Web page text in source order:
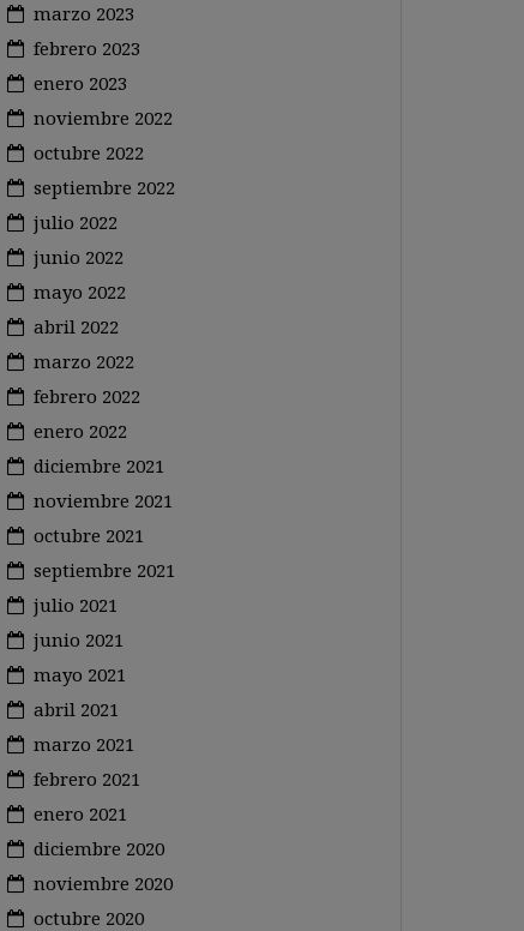
marzo 2023
febrero 2023
enero 2023
noviembre 2022
octubre 2022
septiembre 2022
julio 2022
junio 2022
mayo 2022
abril 2022
marzo 2022
febrero 2022
enero 2022
diciembre 2021
noviembre 2021
octubre 2021
septiembre 2021
julio 2021
junio 2021
mayo 2021
abril 2021
marzo 2021
febrero 2021
enero 2021
diciembre 2020
noviembre 2020
octubre 2020